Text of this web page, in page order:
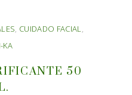
, CUIDADO FACIAL,
KA
50